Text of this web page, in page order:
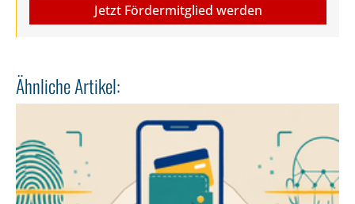
Jetzt Fördermitglied werden
Ähnliche Artikel: